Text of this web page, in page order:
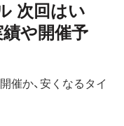
次回はい
や開催予
催か、安くなるタイ